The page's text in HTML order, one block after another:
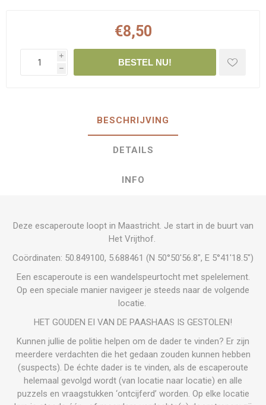
€8,50
i
h
BESTEL NU!
BESCHRIJVING
DETAILS
INFO
Deze escaperoute loopt in Maastricht. Je start in de buurt van
Het Vrijthof.
Coördinaten: 50.849100, 5.688461 (N 50°50'56.8", E 5°41'18.5")
Een escaperoute is een wandelspeurtocht met spelelement.
Op een speciale manier navigeer je steeds naar de volgende
locatie.
HET GOUDEN EI VAN DE PAASHAAS IS GESTOLEN!
Kunnen jullie de politie helpen om de dader te vinden? Er zijn
meerdere verdachten die het gedaan zouden kunnen hebben
(suspects). De échte dader is te vinden, als de escaperoute
helemaal gevolgd wordt (van locatie naar locatie) en alle
puzzels en vraagstukken ‘ontcijferd’ worden. Op elke locatie